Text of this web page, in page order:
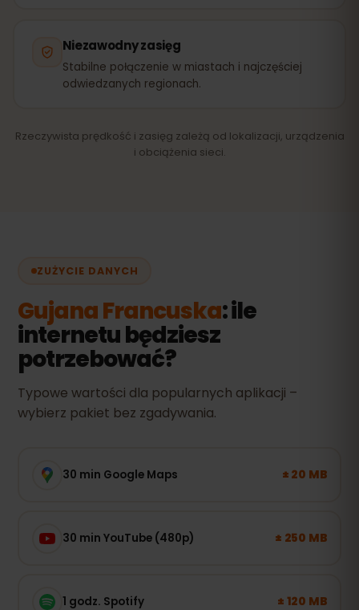
Niezawodny zasięg
Stabilne połączenie w miastach i najczęściej
odwiedzanych regionach.
Rzeczywista prędkość i zasięg zależą od lokalizacji, urządzenia
i obciążenia sieci.
ZUŻYCIE DANYCH
Gujana Francuska: ile
internetu będziesz
potrzebować?
Typowe wartości dla popularnych aplikacji –
wybierz pakiet bez zgadywania.
30 min Google Maps ± 20 MB
30 min YouTube (480p) ± 250 MB
1 godz. Spotify ± 120 MB